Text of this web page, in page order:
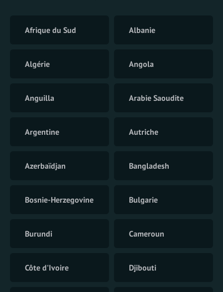
Afrique du Sud Albanie
Algérie Angola
Anguilla Arabie Saoudite
Argentine Autriche
Azerbaïdjan Bangladesh
Bosnie-Herzegovine Bulgarie
Burundi Cameroun
Côte d'Ivoire Djibouti